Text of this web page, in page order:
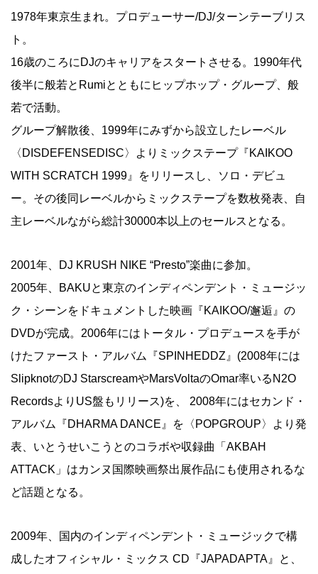
1978年東京生まれ。プロデューサー/DJ/ターンテーブリス
ト。
16歳のころにDJのキャリアをスタートさせる。1990年代
後半に般若とRumiとともにヒップホップ・グループ、般
若で活動。
グループ解散後、1999年にみずから設立したレーベル
〈DISDEFENSEDISC〉よりミックステープ『KAIKOO
WITH SCRATCH 1999』をリリースし、ソロ・デビュ
ー。その後同レーベルからミックステープを数枚発表、自
主レーベルながら総計30000本以上のセールスとなる。
2001年、DJ KRUSH NIKE “Presto”楽曲に参加。
2005年、BAKUと東京のインディペンデント・ミュージッ
ク・シーンをドキュメントした映画『KAIKOO/邂逅』の
DVDが完成。2006年にはトータル・プロデュースを手が
けたファースト・アルバム『SPINHEDDZ』(2008年には
SlipknotのDJ StarscreamやMarsVoltaのOmar率いるN2O
RecordsよりUS盤もリリース)を、 2008年にはセカンド・
アルバム『DHARMA DANCE』を〈POPGROUP〉より発
表、いとうせいこうとのコラボや収録曲「AKBAH
ATTACK」はカンヌ国際映画祭出展作品にも使用されるな
ど話題となる。
2009年、国内のインディペンデント・ミュージックで構
成したオフィシャル・ミックス CD『JAPADAPTA』と、